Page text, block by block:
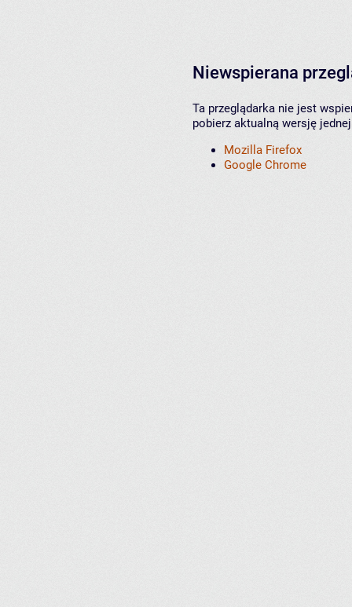
Niewspierana
Ta przeglądarka nie jest
pobierz aktualną wersję
Mozilla Firefox
Google Chrome